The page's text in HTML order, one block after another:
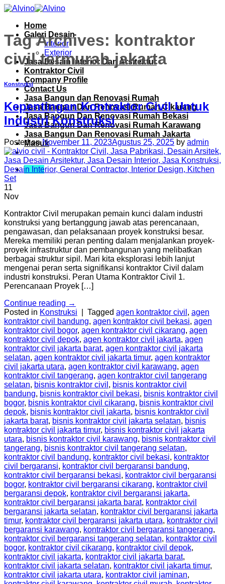
Skip
contentHome
Galeri Desain
Interior
Exterior
Jasa Desain Interior Dan Arsitektur
Kontraktor Civil
Company Profile
Contact Us
Jasa Bangun dan Renovasi Rumah
Jasa Bangun Dan Renovasi Rumah Cikarang
Jasa Bangun Dan Renovasi Rumah Bekasi
Jasa Bangun Dan Renovasi Rumah Karawang
Jasa Bangun Dan Renovasi Rumah Jakarta
Masuk
Menu
Tag Archives: kontraktor
civil termurah jakarta
Konstruksi
Kepentingan Kontraktor Civil Untuk
Industri Konstruksi
Posted onNovember 11, 2023Agustus 25, 2025 by admin
11
Nov
Kontraktor Civil merupakan pemain kunci dalam industri
konstruksi yang bertanggung jawab atas perencanaan,
pengawasan, dan pelaksanaan proyek konstruksi besar.
Mereka memiliki peran penting dalam menjalankan proyek-
proyek infrastruktur dan pembangunan yang melibatkan
berbagai struktur sipil. Mari kita eksplorasi lebih lanjut
mengenai peran serta signifikansi kontraktor Civil dalam
industri konstruksi. Peran Utama Kontraktor Civil 1.
Perencanaan Proyek […]
Continue reading →
Posted in Konstruksi Tagged agen kontraktor civil , agen
kontraktor civil bandung, agen kontraktor civil bekasi, agen
kontraktor civil bogor, agen kontraktor civil cikarang, agen
kontraktor civil depok, agen kontraktor civil jakarta, agen
kontraktor civil jakarta barat, agen kontraktor civil jakarta
selatan, agen kontraktor civil jakarta timur, agen kontraktor
civil jakarta utara, agen kontraktor civil karawang, agen
kontraktor civil tangerang, agen kontraktor civil tangerang
selatan, bisnis kontraktor civil , bisnis kontraktor civil
bandung, bisnis kontraktor civil bekasi, bisnis kontraktor civil
bogor, bisnis kontraktor civil cikarang, bisnis kontraktor civil
depok, bisnis kontraktor civil jakarta, bisnis kontraktor civil
jakarta barat, bisnis kontraktor civil jakarta selatan, bisnis
kontraktor civil jakarta timur, bisnis kontraktor civil jakarta
utara, bisnis kontraktor civil karawang, bisnis kontraktor civil
tangerang, bisnis kontraktor civil tangerang selatan,
kontraktor civil bandung, kontraktor civil bekasi, kontraktor
civil bergaransi, kontraktor civil bergaransi bandung,
kontraktor civil bergaransi bekasi, kontraktor civil bergaransi
bogor, kontraktor civil bergaransi cikarang, kontraktor civil
bergaransi depok, kontraktor civil bergaransi jakarta,
kontraktor civil bergaransi jakarta barat, kontraktor civil
bergaransi jakarta selatan, kontraktor civil bergaransi jakarta
timur, kontraktor civil bergaransi jakarta utara, kontraktor civil
bergaransi karawang, kontraktor civil bergaransi tangerang,
kontraktor civil bergaransi tangerang selatan, kontraktor civil
bogor, kontraktor civil cikarang, kontraktor civil depok,
kontraktor civil jakarta, kontraktor civil jakarta barat,
kontraktor civil jakarta selatan, kontraktor civil jakarta timur,
kontraktor civil jakarta utara, kontraktor civil jaminan,